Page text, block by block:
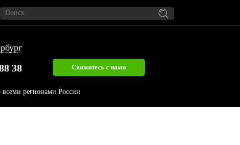
38 Свяжитесь с нами
всеми регионами России